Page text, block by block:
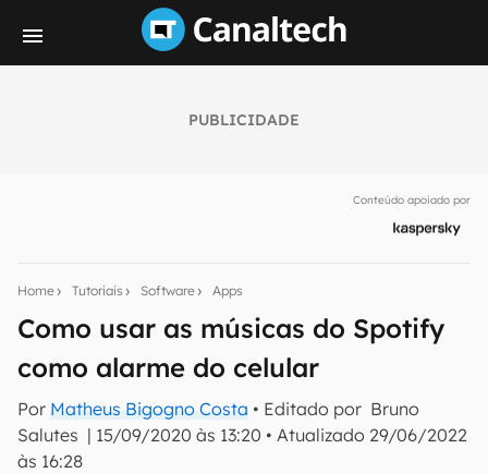
PUBLICIDADE
Conteúdo apoiado por
Home Tutoriais Software Apps
Como usar as músicas do Spotify
como alarme do celular
Por Matheus Bigogno Costa • Editado por Bruno
Salutes | 15/09/2020 às 13:20 • Atualizado 29/06/2022
às 16:28
notícias e reviews sobre tecnologia em primeira
inscreva-se
Confirmo que li, aceito e concordo com os Termos de
Uso e Política de Privacidade do Canaltech.